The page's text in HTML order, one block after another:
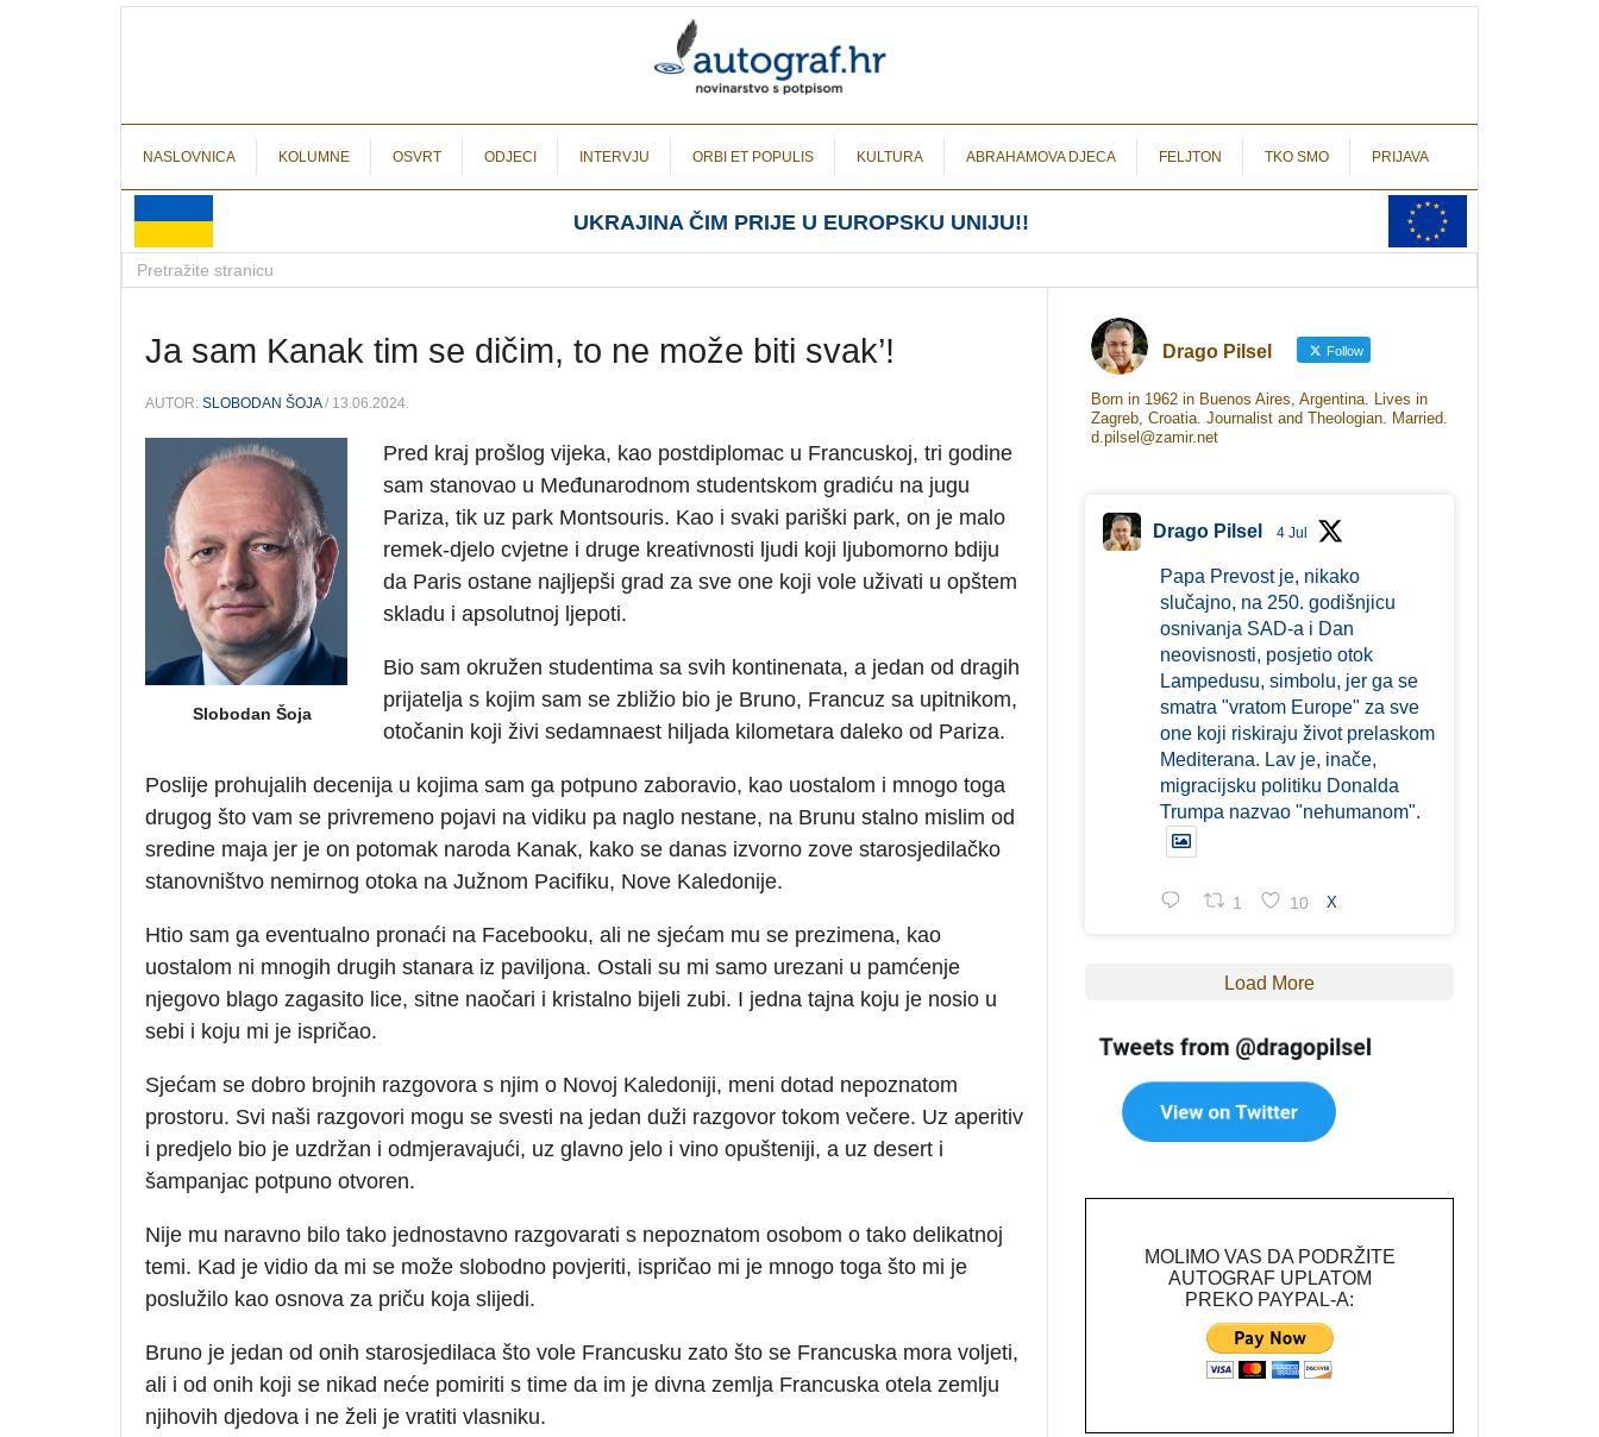
NASLOVNICA KOLUMNE OSVRT ODJECI INTERVJU ORBI ET POPULIS KULTURA ABRAHAMOVA DJECA FELJTON TKO SMO PRIJAVA
UKRAJINA ČIM PRIJE U EUROPSKU UNIJU!!
Ja sam Kanak tim se dičim, to ne može biti svak’!
AUTOR: SLOBODAN ŠOJA/ 13.06.2024.
Slobodan Šoja
Pred kraj prošlog vijeka, kao postdiplomac u Francuskoj, tri godine
sam stanovao u Međunarodnom studentskom gradiću na jugu
Pariza, tik uz park Montsouris. Kao i svaki pariški park, on je malo
remek-djelo cvjetne i druge kreativnosti ljudi koji ljubomorno bdiju
da Paris ostane najljepši grad za sve one koji vole uživati u opštem
skladu i apsolutnoj ljepoti.
Bio sam okružen studentima sa svih kontinenata, a jedan od dragih
prijatelja s kojim sam se zbližio bio je Bruno, Francuz sa upitnikom,
otočanin koji živi sedamnaest hiljada kilometara daleko od Pariza.
Poslije prohujalih decenija u kojima sam ga potpuno zaboravio, kao uostalom i mnogo toga
drugog što vam se privremeno pojavi na vidiku pa naglo nestane, na Brunu stalno mislim od
sredine maja jer je on potomak naroda Kanak, kako se danas izvorno zove starosjedilačko
stanovništvo nemirnog otoka na Južnom Pacifiku, Nove Kaledonije.
Htio sam ga eventualno pronaći na Facebooku, ali ne sjećam mu se prezimena, kao
uostalom ni mnogih drugih stanara iz paviljona. Ostali su mi samo urezani u pamćenje
njegovo blago zagasito lice, sitne naočari i kristalno bijeli zubi. I jedna tajna koju je nosio u
sebi i koju mi je ispričao.
Sjećam se dobro brojnih razgovora s njim o Novoj Kaledoniji, meni dotad nepoznatom
prostoru. Svi naši razgovori mogu se svesti na jedan duži razgovor tokom večere. Uz aperitiv
i predjelo bio je uzdržan i odmjeravajući, uz glavno jelo i vino opušteniji, a uz desert i
šampanjac potpuno otvoren.
Nije mu naravno bilo tako jednostavno razgovarati s nepoznatom osobom o tako delikatnoj
temi. Kad je vidio da mi se može slobodno povjeriti, ispričao mi je mnogo toga što mi je
poslužilo kao osnova za priču koja slijedi.
Bruno je jedan od onih starosjedilaca što vole Francusku zato što se Francuska mora voljeti,
ali i od onih koji se nikad neće pomiriti s time da im je divna zemlja Francuska otela zemlju
njihovih djedova i ne želi je vratiti vlasniku.
Drago Pilsel Follow
Born in 1962 in Buenos Aires, Argentina. Lives in
Zagreb, Croatia. Journalist and Theologian. Married.
d.pilsel@zamir.net
Drago Pilsel 4 Jul
Papa Prevost je, nikako
slučajno, na 250. godišnjicu
osnivanja SAD-a i Dan
neovisnosti, posjetio otok
Lampedusu, simbolu, jer ga se
smatra "vratom Europe" za sve
one koji riskiraju život prelaskom
Mediterana. Lav je, inače,
migracijsku politiku Donalda
Trumpa nazvao "nehumanom".
1 10 X
Load More
MOLIMO VAS DA PODRŽITE
AUTOGRAF UPLATOM
PREKO PAYPAL-A: